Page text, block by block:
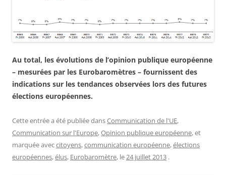
Au total, les évolutions de l’opinion publique européenne
– mesurées par les Eurobaromètres – fournissent des
indications sur les tendances observées lors des futures
élections européennes.
Cette entrée a été publiée dansCommunication de l'UE,
Communication sur l'Europe,Opinion publique européenne, et
marquée aveccitoyens,communication européenne,élections
européennes,élus, Eurobaromètre, le24 juillet 2013 .